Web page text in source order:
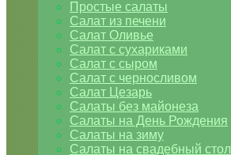
Простые салаты
Салат из печени
Салат Оливье
Салат с сухариками
Салат с сыром
Салат с черносливом
Салат Цезарь
Салаты без майонеза
Салаты на День Рождения
Салаты на зиму
Салаты на свадебный стол